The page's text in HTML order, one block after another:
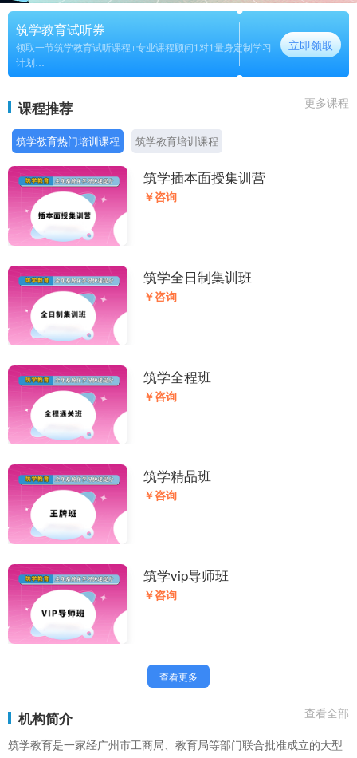
筑学教育试听券
领取一节筑学教育试听课程+专业课程顾问1对1量身定制学习
计划
长期
立即领取
课程推荐 更多课程
筑学教育热门培训课程 筑学教育培训课程
筑学插本面授集训营
￥咨询
筑学全日制集训班
￥咨询
筑学全程班
￥咨询
筑学精品班
￥咨询
筑学vip导师班
￥咨询
查看更多
机构简介
查看全部
筑学教育是一家经广州市工商局、教育局等部门联合批准成立的大型